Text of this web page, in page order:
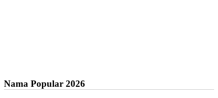
Nama Popular 2026